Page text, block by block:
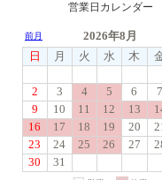
営業日カレンダー